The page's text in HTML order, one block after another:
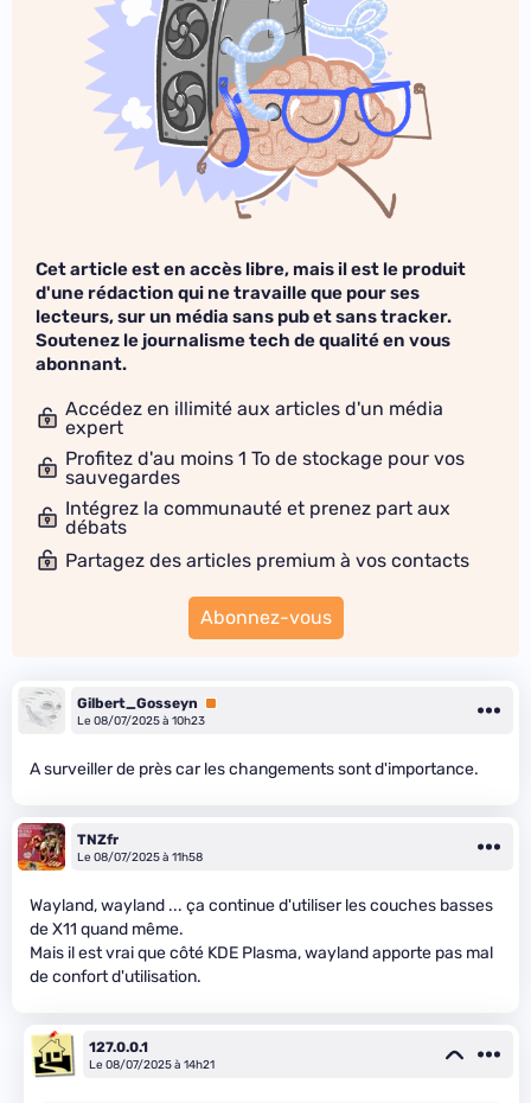
Cet article est en accès libre, mais il est le produit
d'une rédaction qui ne travaille que pour ses
lecteurs, sur un média sans pub et sans tracker.
Soutenez le journalisme tech de qualité en vous
abonnant.
Accédez en illimité aux articles d'un média
expert
Profitez d'au moins 1 To de stockage pour vos
sauvegardes
Intégrez la communauté et prenez part aux
débats
Partagez des articles premium à vos contacts
Abonnez-vous
Gilbert_Gosseyn
Premium
Le 08/07/2025 à 10h23
A surveiller de près car les changements sont d'importance.
TNZfr
Le 08/07/2025 à 11h58
Wayland, wayland ... ça continue d'utiliser les couches basses
de X11 quand même.
Mais il est vrai que côté KDE Plasma, wayland apporte pas mal
de confort d'utilisation.
127.0.0.1
Le 08/07/2025 à 14h21